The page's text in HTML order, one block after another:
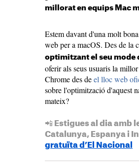
millorat en equips Mac
Estem davant d'una molt
web per a macOS. Des de la
optimitzant el seu mode
oferir als seus usuaris la
Chrome des deel lloc web
sobre l'optimització d'aquest
mateix?
📲 Estigues al dia amb
Catalunya, Espanya i
gratuïta d’El Nacional